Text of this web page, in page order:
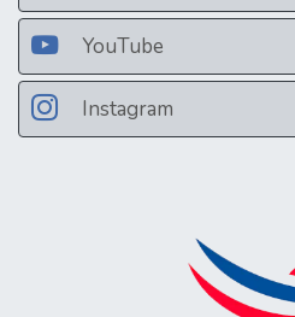
YouTube
Instagram